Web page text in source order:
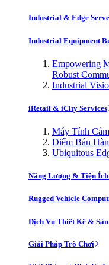
Industrial & Edge
Industrial Equipment
Empowering
Robust
Industrial
iRetail & iCity Services
Máy Tính
Điểm Bán
Ubiquitous
Năng Lượng & Tiện Ích
Rugged Vehicle
Dịch Vụ Thiết Kế &
Giải Pháp Trò Chơi